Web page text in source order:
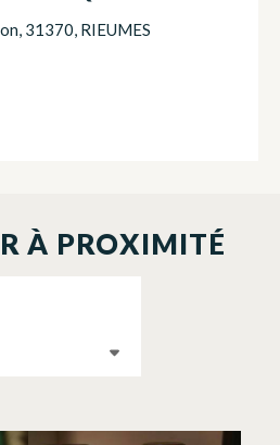
31370, RIEUMES
À PROXIMITÉ